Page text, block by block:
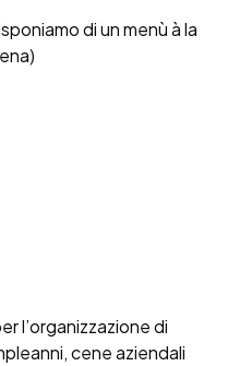
di un menù à la
l’organizzazione di
cene aziendali